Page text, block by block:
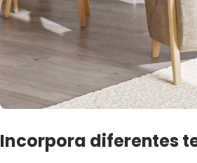
Incorpora diferentes